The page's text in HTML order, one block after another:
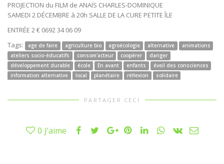
PROJECTION du FILM de ANAÏS CHARLES-DOMINIQUE
SAMEDI 2 DÉCEMBRE à 20h SALLE DE LA CURE PETITE ÎLE
ENTRÉE 2 € 0692 34 06 09
Tags:
age de faire agriculture bio agroécologie alternative
animations
ateliers socio-éducatifs
consom'acteur coopérer
danger
développement durable
école En avant enfants
éveil des consciences
information alternative
local planétaire réflexion solidaire
PARTAGER CECI
0 J’aime